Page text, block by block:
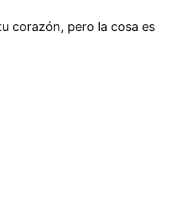
corazón, pero la cosa es